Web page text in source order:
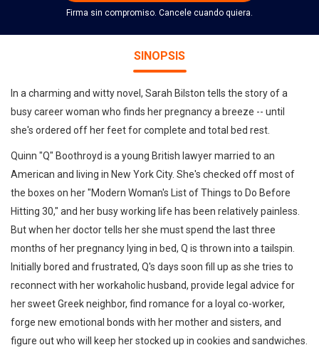
Firma sin compromiso. Cancele cuando quiera.
SINOPSIS
In a charming and witty novel, Sarah Bilston tells the story of a
busy career woman who finds her pregnancy a breeze -- until
she's ordered off her feet for complete and total bed rest.
Quinn "Q" Boothroyd is a young British lawyer married to an
American and living in New York City. She's checked off most of
the boxes on her "Modern Woman's List of Things to Do Before
Hitting 30," and her busy working life has been relatively painless.
But when her doctor tells her she must spend the last three
months of her pregnancy lying in bed, Q is thrown into a tailspin.
Initially bored and frustrated, Q's days soon fill up as she tries to
reconnect with her workaholic husband, provide legal advice for
her sweet Greek neighbor, find romance for a loyal co-worker,
forge new emotional bonds with her mother and sisters, and
figure out who will keep her stocked up in cookies and sandwiches.